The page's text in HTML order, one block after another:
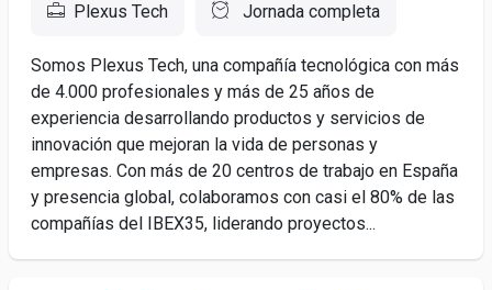
Plexus Tech Jornada completa
Somos Plexus Tech, una compañía tecnológica con más
de 4.000 profesionales y más de 25 años de
experiencia desarrollando productos y servicios de
innovación que mejoran la vida de personas y
empresas. Con más de 20 centros de trabajo en España
y presencia global, colaboramos con casi el 80% de las
compañías del IBEX35, liderando proyectos...